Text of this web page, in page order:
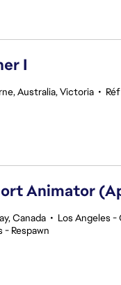
I
Australia, Victoria •
Animator
Canada • Los Angeles
- Respawn